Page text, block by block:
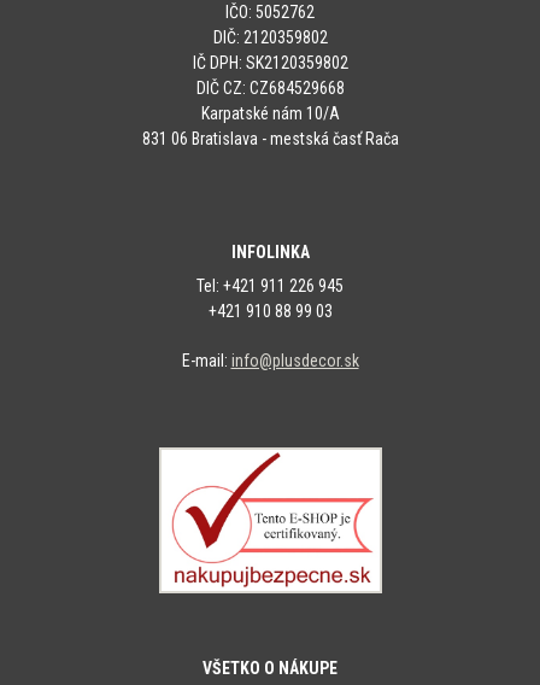
IČO: 5052762
DIČ: 2120359802
IČ DPH: SK2120359802
DIČ CZ: CZ684529668
Karpatské nám 10/A
831 06 Bratislava - mestská časť Rača
INFOLINKA
Tel: +421 911 226 945
+421 910 88 99 03
E-mail: info@plusdecor.sk
VŠETKO O NÁKUPE